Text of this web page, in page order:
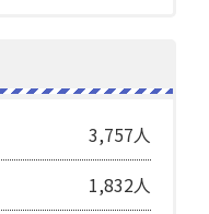
3,757人
1,832人